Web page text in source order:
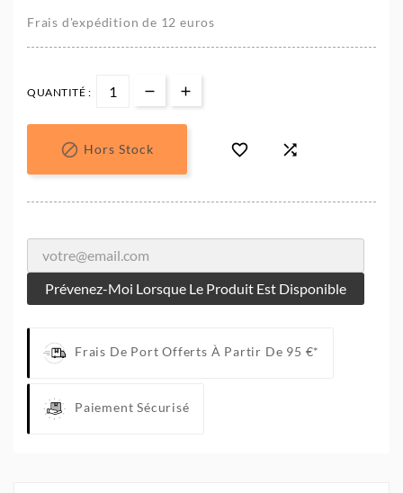
Frais d'expédition de 12 euros
QUANTITÉ :
 Hors Stock  
Prévenez-Moi Lorsque Le Produit Est Disponible
Frais De Port Offerts À Partir De 95 €*
Paiement Sécurisé